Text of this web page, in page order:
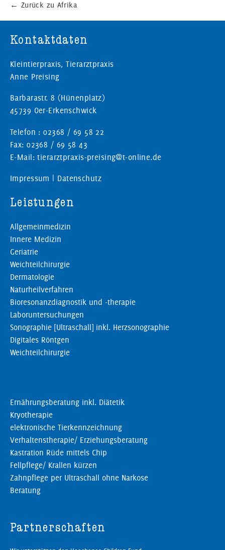
← Zurück zu Afrika
Kontaktdaten
Kleintierpraxis, Tierarztpraxis
Anne Preising
Barbarastr. 8 (Hünenplatz)
45739 Oer-Erkenschwick
Telefon : 02368 / 69 58 22
Fax: 02368 / 69 58 43
E-Mail: tierarztpraxis-preising@t-online.de
Impressum | Datenschutz
Leistungen
Allgemeinmedizin
Innere Medizin
Geriatrie
Weichteilchirurgie
Dermatologie
Naturheilverfahren
Bioresonanzdiagnostik und -therapie
Laboruntersuchungen
Sonographie [Ultraschall] inkl. Herzsonographie
Digitales Röntgen
Weichteilchirurgie
Ernährungsberatung inkl. Diätetik
Kryotherapie
elektronische Tierkennzeichnung
Verhaltenstherapie/ Erziehungsberatung
Kastration Rüde mittels Chip
Fellpflege/ Krallen kürzen
Zahnpflege per Ultraschall ohne Narkose
Beratung
Partnerschaften